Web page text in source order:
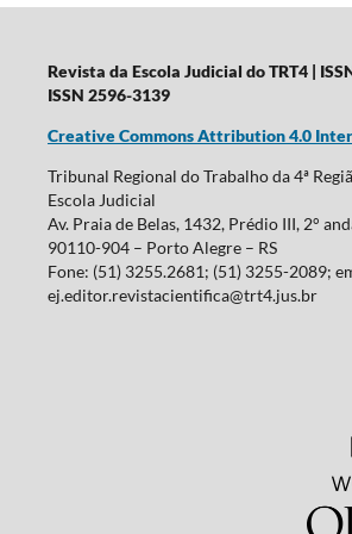
Revista da Escola Judicial do TRT4 |
ISSN 2596-3139
Creative Commons Attribution 4.0
Tribunal Regional do Trabalho da 4ª
Escola Judicial
Av. Praia de Belas, 1432, Prédio III, 2°
90110-904 – Porto Alegre – RS
Fone: (51) 3255.2681; (51) 3255-2089;
ej.editor.revistacientifica@trt4.jus.br